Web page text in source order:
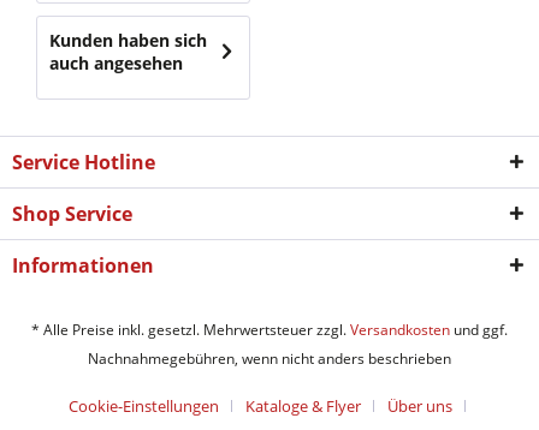
Kunden haben sich
auch angesehen
Service Hotline
Shop Service
Informationen
* Alle Preise inkl. gesetzl. Mehrwertsteuer zzgl.Versandkosten und ggf.
Nachnahmegebühren, wenn nicht anders beschrieben
Cookie-Einstellungen Kataloge & Flyer
Über uns